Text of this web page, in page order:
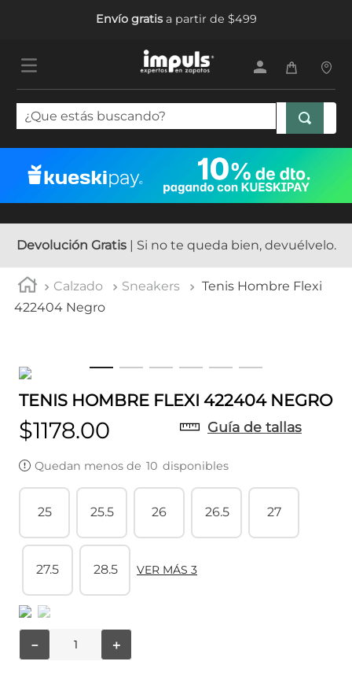
Envío gratisa partir de $499
¿Que estás buscando?
Devolución Gratis| Si no te queda bien, devuélvelo.
Calzado Sneakers
Tenis Hombre Flexi
422404 Negro
TENIS HOMBRE FLEXI 422404 NEGRO
$1178.00 Guía de tallas
Quedan menos de 10 disponibles
25 25.5 26 26.5 27
27.5 28.5 VER MÁS 3
＋
－
1.
tenis mujer
tenis hombre
5. tenis